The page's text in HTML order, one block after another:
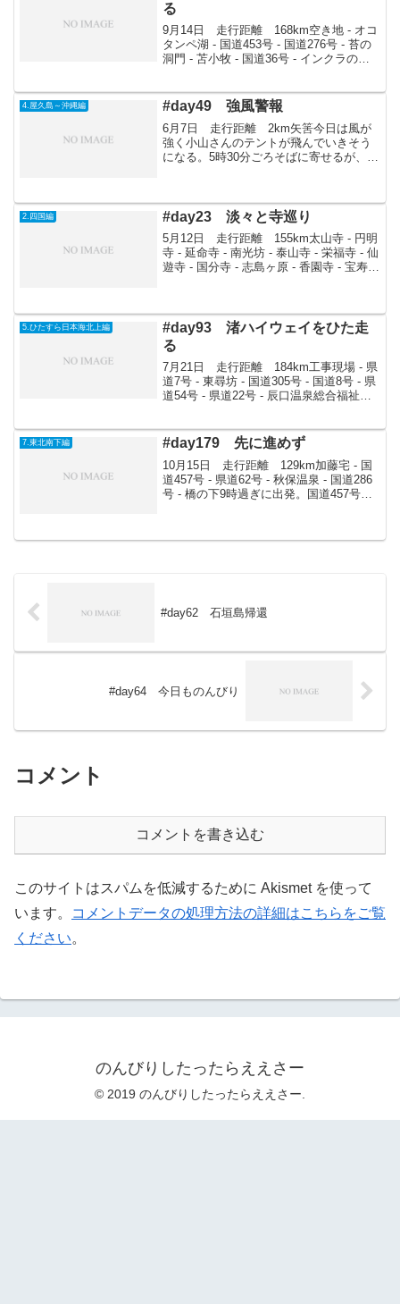
る
9月14日 走行距離 168km空き地 - オコ
タンペ湖 - 国道453号 - 国道276号 - 苔の
洞門 - 苫小牧 - 国道36号 - インクラの滝 -
越...
4.屋久島～沖縄編 #day49 強風警報
6月7日 走行距離 2km矢筈今日は風が
強く小山さんのテントが飛んでいきそう
になる。5時30分ごろそばに寄せるが、や
がきれいで...
2.四国編 #day23 淡々と寺巡り
5月12日 走行距離 155km太山寺 - 円明
寺 - 延命寺 - 南光坊 - 泰山寺 - 栄福寺 - 仙
遊寺 - 国分寺 - 志島ヶ原 - 香園寺 - 宝寿寺
5.ひたすら日本海北上編
#day93 渚ハイウェイをひた走
る
7月21日 走行距離 184km工事現場 - 県
道7号 - 東尋坊 - 国道305号 - 国道8号 - 県
道54号 - 県道22号 - 辰口温泉総合福祉会
7.東北南下編 #day179 先に進めず
10月15日 走行距離 129km加藤宅 - 国
道457号 - 県道62号 - 秋保温泉 - 国道286
号 - 橋の下9時過ぎに出発。国道457号県
#day62 石垣島帰還
#day64 今日ものんびり
コメント
コメントを書き込む
このサイトはスパムを低減するために Akismet を使って
います。
コメントデータの処理方法の詳細はこちらをご覧
ください。
のんびりしたったらええさー
© 2019 のんびりしたったらええさー.